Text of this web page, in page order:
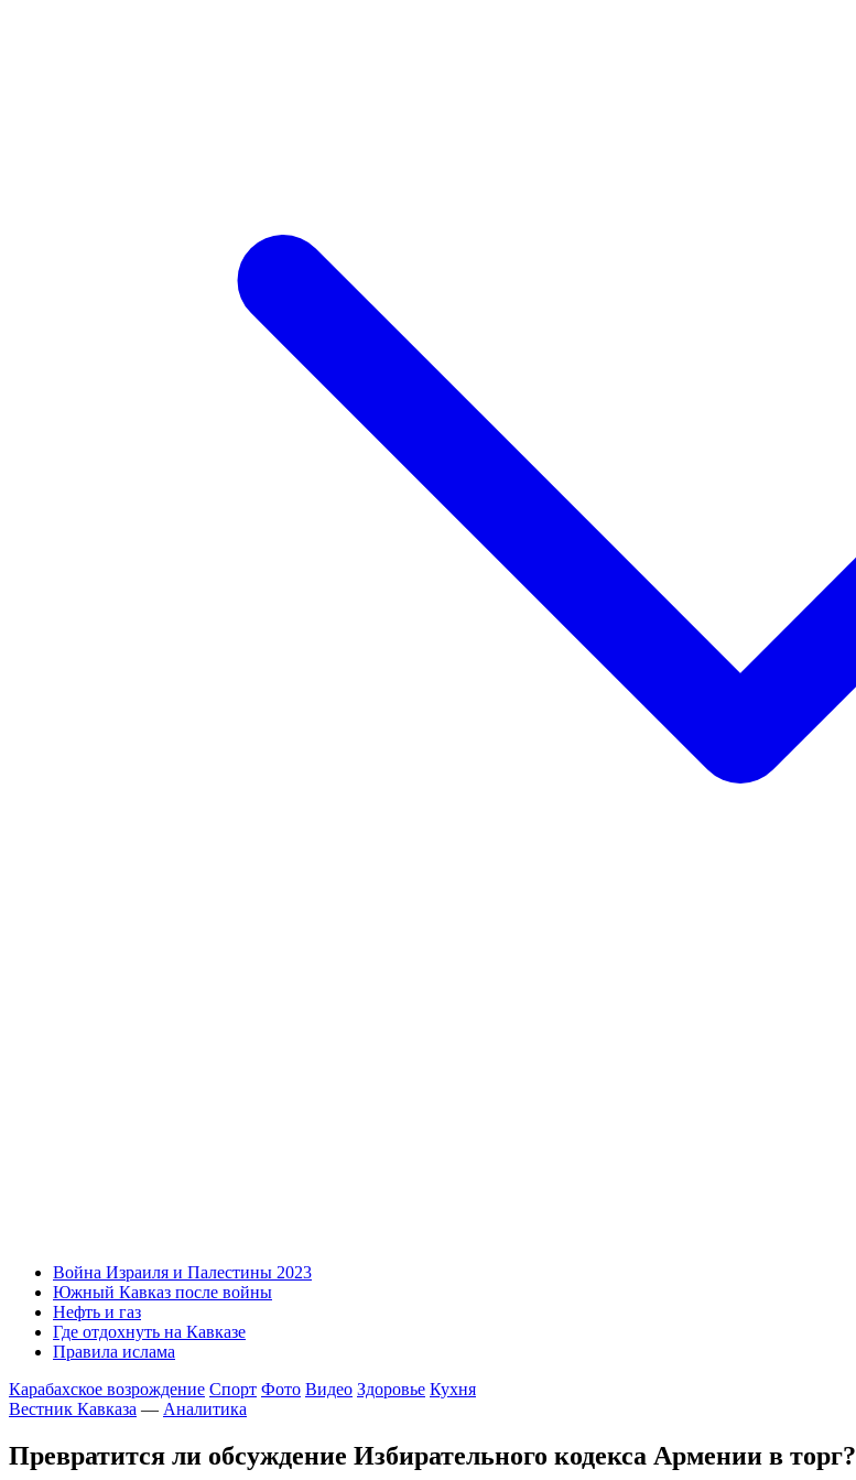
Война Израиля и Палестины 2023
Южный Кавказ после войны
Нефть и газ
Где отдохнуть на Кавказе
Правила ислама
Карабахское возрождение Спорт Фото Видео Здоровье Кухня
Вестник Кавказа — Аналитика
Превратится ли обсуждение Избирательного кодекса Армении в торг?